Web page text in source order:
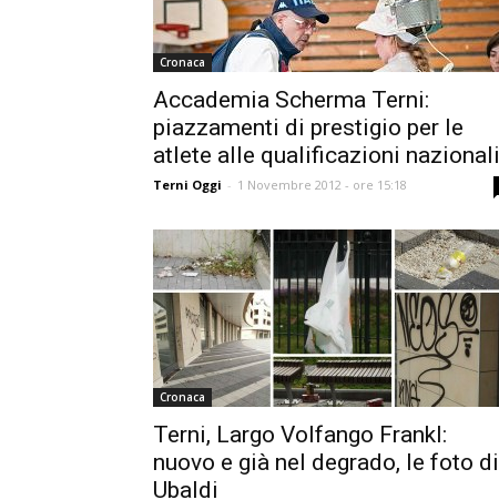
Cronaca
Accademia Scherma Terni:
piazzamenti di prestigio per le
atlete alle qualificazioni nazionali
Terni Oggi - 1 Novembre 2012 - ore 15:18
Cronaca
Terni, Largo Volfango Frankl:
nuovo e già nel degrado, le foto di
Ubaldi